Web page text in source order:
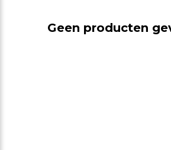
Geen producten